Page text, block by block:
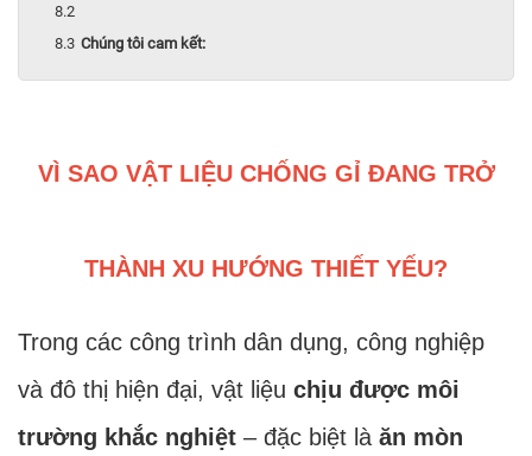
Chúng tôi cam kết:
VÌ SAO VẬT LIỆU CHỐNG GỈ ĐANG TRỞ
THÀNH XU HƯỚNG THIẾT YẾU?
Trong các công trình dân dụng, công nghiệp
và đô thị hiện đại, vật liệu chịu được môi
trường khắc nghiệt – đặc biệt là ăn mòn